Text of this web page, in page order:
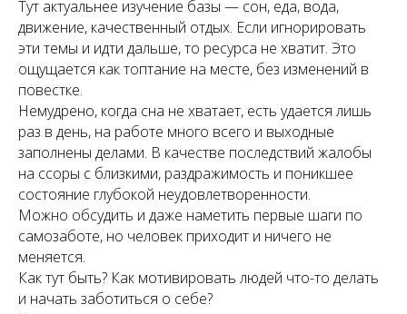
Тут актуальнее изучение базы — сон, еда, вода,
движение, качественный отдых. Если игнорировать
эти темы и идти дальше, то ресурса не хватит. Это
ощущается как топтание на месте, без изменений в
повестке.
Немудрено, когда сна не хватает, есть удается лишь
раз в день, на работе много всего и выходные
заполнены делами. В качестве последствий жалобы
на ссоры с близкими, раздражимость и поникшее
состояние глубокой неудовлетворенности.
Можно обсудить и даже наметить первые шаги по
самозаботе, но человек приходит и ничего не
меняется.
Как тут быть? Как мотивировать людей что-то делать
и начать заботиться о себе?